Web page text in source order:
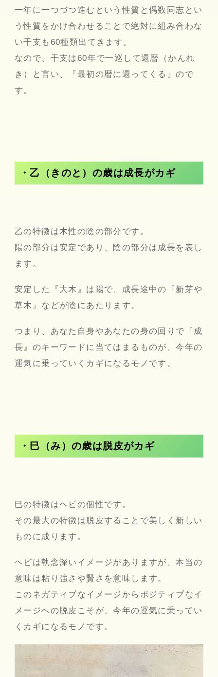
一年に一つづつ進むという性質と偶数同志とい
う性質をかけ合わせることで絶対に組み合わな
い干支も60種類出てきます。
なので、干支は60年で一巡して還暦（かんれ
き）と言い、『最初の暦に還ってくる』ので
す。
・乙（きのと）の歳は成長がカギ
乙の特徴は木性の陰の部分です。
陽の部分は安定であり、陰の部分は成長を表し
ます。
安定した『大木』は陽で、成長途中の『新芽や
草木』などが陰にあたります。
つまり、あなた自身やあなたの身の回りで『成
長』のキーワードに当てはまるものが、今年の
運気に乗っていくカギになるモノです。
・ 巳（み）の歳は脱皮がカギ
巳の特徴はヘビの個性です。
その最大の特徴は脱皮することで美しく新しい
ものに成ります。
ヘビは執念深いイメージがありますが、本当の
意味は粘り強さや賢さを意味します。
このネガティブなイメージからポジティブなイ
メージへの脱皮こそが、今年の運気に乗ってい
くカギになるモノです。